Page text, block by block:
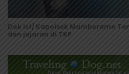
Dok ist/ Kapolsek Mamberamo
dan jajaran di TKP